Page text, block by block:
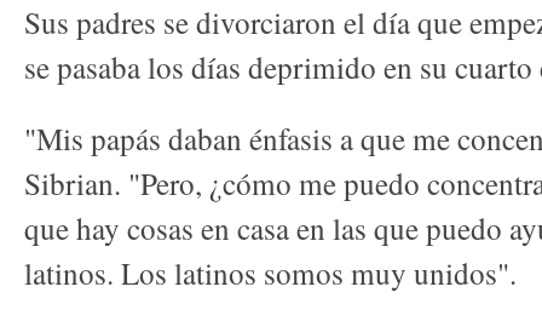
Sus padres se divorciaron el día que
se pasaba los días deprimido en su
"Mis papás daban énfasis a que me
Sibrian. "Pero, ¿cómo me puedo
que hay cosas en casa en las que puedo
latinos. Los latinos somos muy unidos".